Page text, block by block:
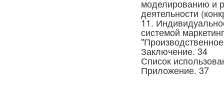
моделированию и
деятельности
11.
системой
Заключение. 34
Список
Приложение. 37